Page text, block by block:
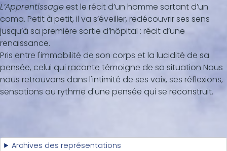
L’Apprentissageest le récit d’un homme sortant d’un
coma. Petit à petit, il va s’éveiller, redécouvrir ses sens
jusqu’à sa première sortie d’hôpital : récit d’une
renaissance.
Pris entre l'immobilité de son corps et la lucidité de sa
pensée, celui qui raconte témoigne de sa situation Nous
nous retrouvons dans l'intimité de ses voix, ses réflexions,
sensations au rythme d'une pensée qui se reconstruit.
Archives des représentations